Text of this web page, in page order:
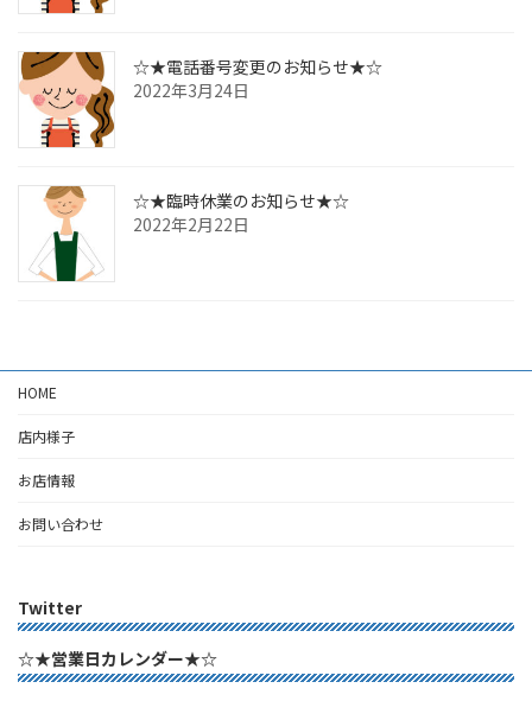
☆★電話番号変更のお知らせ★☆
2022年3月24日
☆★臨時休業のお知らせ★☆
2022年2月22日
HOME
店内様子
お店情報
お問い合わせ
Twitter
☆★営業日カレンダー★☆